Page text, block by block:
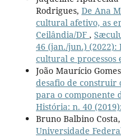
Rodrigues, De Ana
cultural afetivo, as
Ceilândia/DF ,
46 (jan./jun.)
cultural e processos
João Maurício
desafio de construir
para o componente
História: n. 40
Bruno Balbino Costa,
Universidade